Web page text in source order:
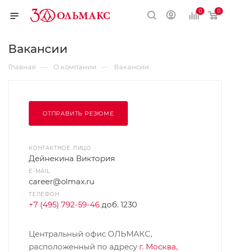
0 0
Вакансии
Главная — О компании — Вакансии
ОТПРАВИТЬ РЕЗЮМЕ
КОНТАКТНОЕ ЛИЦО
Дейнекина Виктория
E-MAIL
career@olmax.ru
ТЕЛЕФОН
+7 (495) 792-59-46 доб. 1230
Центральный офис ОЛЬМАКС,
расположенный по адресу г. Москва,